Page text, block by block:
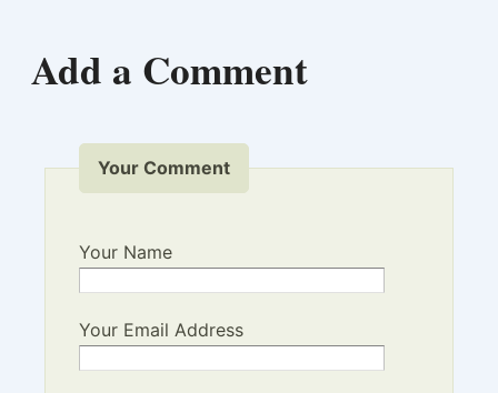
Add a Comment
Your Comment
Your Name
Your Email Address